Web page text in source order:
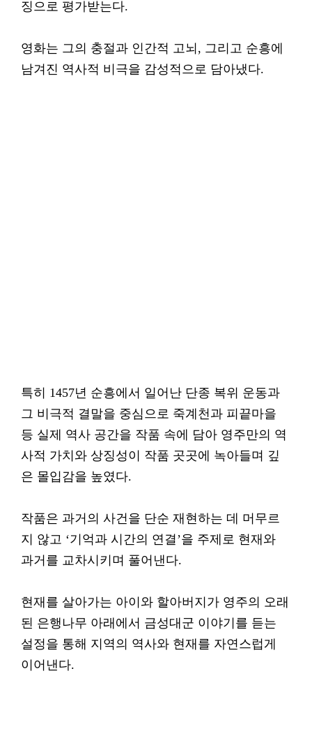
징으로 평가받는다.
영화는 그의 충절과 인간적 고뇌, 그리고 순흥에
남겨진 역사적 비극을 감성적으로 담아냈다.
특히 1457년 순흥에서 일어난 단종 복위 운동과
그 비극적 결말을 중심으로 죽계천과 피끝마을
등 실제 역사 공간을 작품 속에 담아 영주만의 역
사적 가치와 상징성이 작품 곳곳에 녹아들며 깊
은 몰입감을 높였다.
작품은 과거의 사건을 단순 재현하는 데 머무르
지 않고 ‘기억과 시간의 연결’을 주제로 현재와
과거를 교차시키며 풀어낸다.
현재를 살아가는 아이와 할아버지가 영주의 오래
된 은행나무 아래에서 금성대군 이야기를 듣는
설정을 통해 지역의 역사와 현재를 자연스럽게
이어낸다.